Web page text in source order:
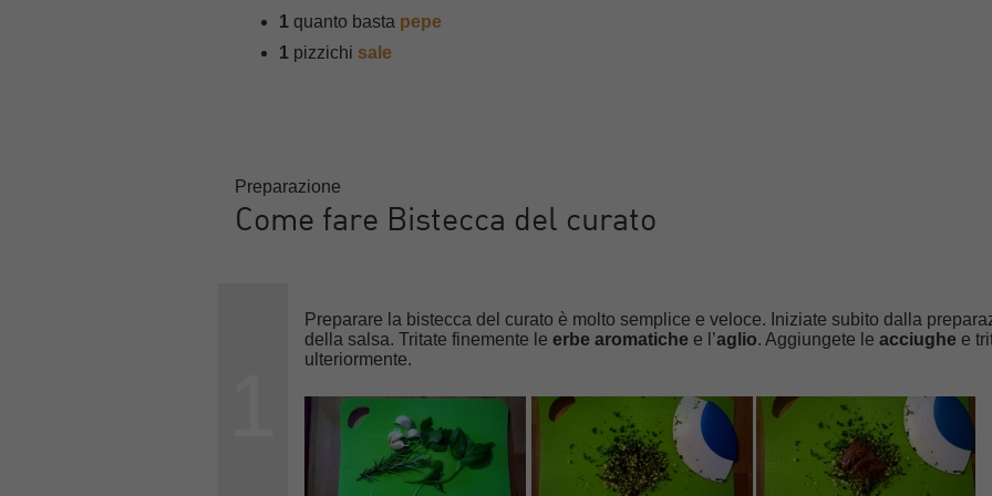
1 quanto basta pepe
1 pizzichi sale
Preparazione
Come fare Bistecca del curato
Preparare la bistecca del curato è molto semplice e veloce. Iniziate subito dalla
della salsa. Tritate finemente le erbe aromatiche e l’aglio. Aggiungete leacciughe e
ulteriormente.